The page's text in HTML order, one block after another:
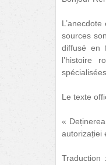
sources
diffusé en
l’histoire
spécialisées.
Le texte
«
autorizației
Traduction